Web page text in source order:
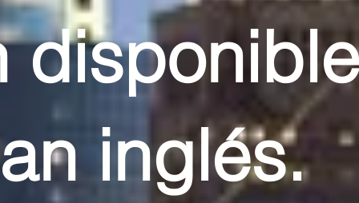
disponible
inglés.